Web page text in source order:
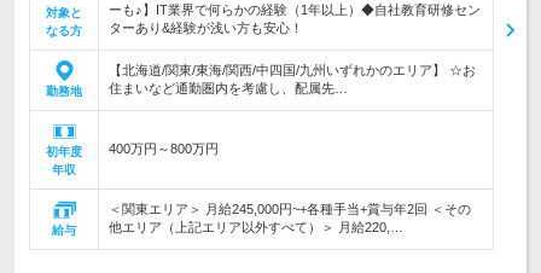
対象と
なる方
ーも♪】IT業界で何らかの経験（1年以上）◆自社教育研修セン
ターあり&経験が浅い方も安心！
勤務地
【北海道/関東/東海/関西/中四国/九州いずれかのエリア】 ☆お
住まいなど通勤圏内を考慮し、配属先…
初年度
年収
400万円～800万円
給与
＜関東エリア＞ 月給245,000円~+各種手当+賞与年2回 ＜その
他エリア（上記エリア以外すべて）＞ 月給220,…